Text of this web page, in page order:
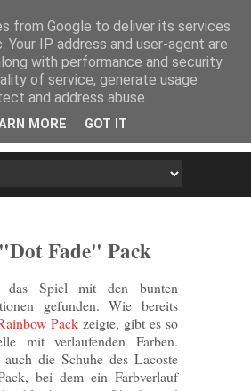
HOME IMPRESSUM
Fade" Pack
das Spiel mit den bunten
gefunden. Wie bereits
Pack zeigte, gibt es so
mit verlaufenden Farben.
die Schuhe des Lacoste
bei dem ein Farbverlauf
from Google to deliver its services
Your IP address and user-agent are
with performance and security
of service, generate usage
and address abuse.
MORE GOT IT